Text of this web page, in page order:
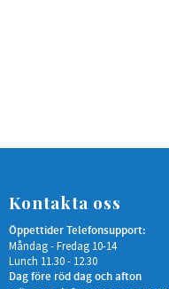
Kontakta oss
Öppettider Telefonsupport:
Måndag - Fredag 10-14
Lunch 11.30 - 12.30
Dag före röd dag och afton